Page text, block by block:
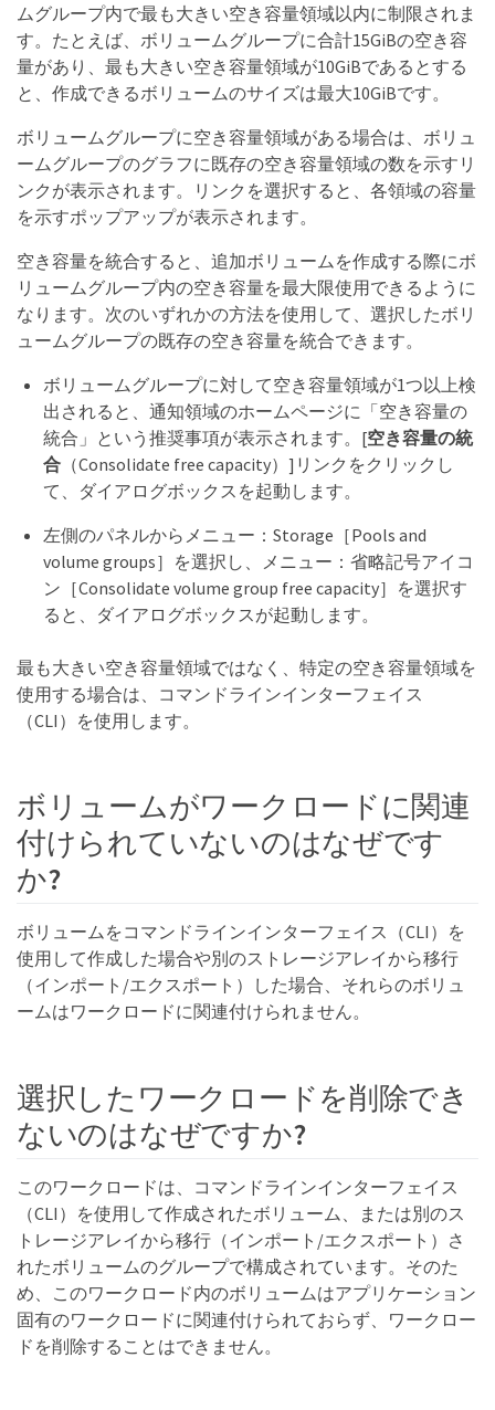
ムグループ内で最も大きい空き容量領域以内に制限されま
す。たとえば、ボリュームグループに合計15GiBの空き容
量があり、最も大きい空き容量領域が10GiBであるとする
と、作成できるボリュームのサイズは最大10GiBです。
ボリュームグループに空き容量領域がある場合は、ボリュ
ームグループのグラフに既存の空き容量領域の数を示すリ
ンクが表示されます。リンクを選択すると、各領域の容量
を示すポップアップが表示されます。
空き容量を統合すると、追加ボリュームを作成する際にボ
リュームグループ内の空き容量を最大限使用できるように
なります。次のいずれかの方法を使用して、選択したボリ
ュームグループの既存の空き容量を統合できます。
ボリュームグループに対して空き容量領域が1つ以上検
出されると、通知領域のホームページに「空き容量の
統合」という推奨事項が表示されます。[空き容量の統
合（Consolidate free capacity）]リンクをクリックし
て、ダイアログボックスを起動します。
左側のパネルからメニュー：Storage［Pools and
volume groups］を選択し、メニュー：省略記号アイコ
ン［Consolidate volume group free capacity］を選択す
ると、ダイアログボックスが起動します。
最も大きい空き容量領域ではなく、特定の空き容量領域を
使用する場合は、コマンドラインインターフェイス
（CLI）を使用します。
ボリュームがワークロードに関連
付けられていないのはなぜです
か?
ボリュームをコマンドラインインターフェイス（CLI）を
使用して作成した場合や別のストレージアレイから移行
（インポート/エクスポート）した場合、それらのボリュ
ームはワークロードに関連付けられません。
選択したワークロードを削除でき
ないのはなぜですか?
このワークロードは、コマンドラインインターフェイス
（CLI）を使用して作成されたボリューム、または別のス
トレージアレイから移行（インポート/エクスポート）さ
れたボリュームのグループで構成されています。そのた
め、このワークロード内のボリュームはアプリケーション
固有のワークロードに関連付けられておらず、ワークロー
ドを削除することはできません。